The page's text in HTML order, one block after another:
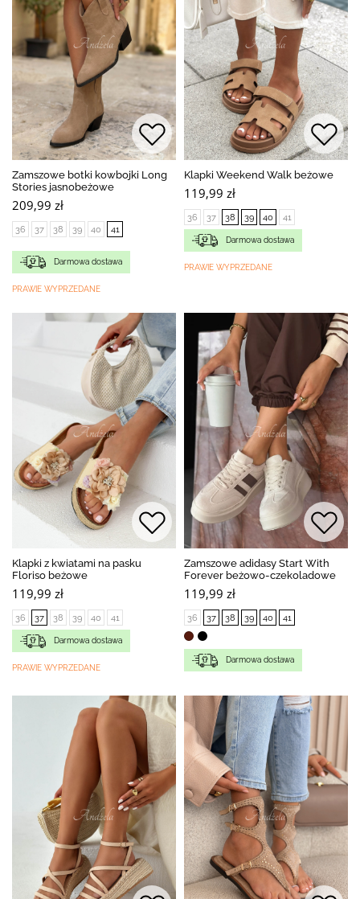
Zamszowe botki kowbojki Long
Stories jasnobeżowe
209,99 zł
36 37 38 39 40 41
Darmowa dostawa
PRAWIE WYPRZEDANE
Klapki Weekend Walk beżowe
119,99 zł
36 37 38 39 40 41
Darmowa dostawa
PRAWIE WYPRZEDANE
Klapki z kwiatami na pasku
Floriso beżowe
119,99 zł
36 37 38 39 40 41
Darmowa dostawa
PRAWIE WYPRZEDANE
Zamszowe adidasy Start With
Forever beżowo-czekoladowe
119,99 zł
36 37 38 39 40 41
Darmowa dostawa